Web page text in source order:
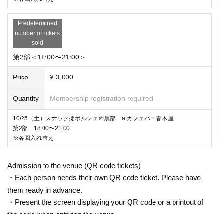
Predetermined
number of tickets
sold
第2部＜18:00〜21:00＞
Price ¥ 3,000
Quantity Membership registration required
10/25（土）スナック掟ポルシェ＠黒部 atカフェバー春木屋
第2部 18:00〜21:00
※各回入れ替え
Admission to the venue (QR code tickets)
・Each person needs their own QR code ticket. Please have
them ready in advance.
・Present the screen displaying your QR code or a printout of